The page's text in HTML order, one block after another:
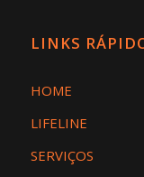
LINKS
HOME
LIFELINE
SERVIÇOS